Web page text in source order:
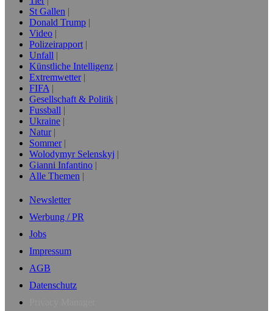
St Gallen
Donald Trump
Video
Polizeirapport
Unfall
Künstliche Intelligenz
Extremwetter
FIFA
Gesellschaft & Politik
Fussball
Ukraine
Natur
Sommer
Wolodymyr Selenskyj
Gianni Infantino
Alle Themen
Newsletter
Werbung / PR
Jobs
Impressum
AGB
Datenschutz